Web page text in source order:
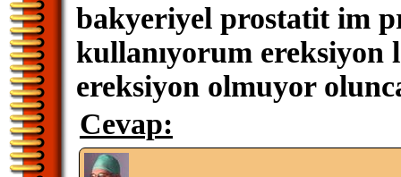
bakyeriyel prostatit im
kullanıyorum ereksiyon
ereksiyon olmuyor
Cevap: